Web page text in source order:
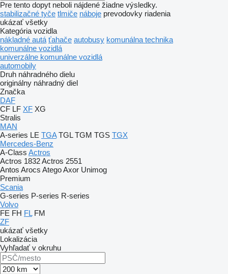
Pre tento dopyt neboli nájdené žiadne výsledky.
stabilizačné tyče tlmiče náboje prevodovky riadenia
ukázať všetky
Kategória vozidla
nákladné autá ťahače autobusy komunálna technika
komunálne vozidlá
univerzálne komunálne vozidlá
automobily
Druh náhradného dielu
originálny náhradný diel
Značka
DAF
CF LF XF XG
Stralis
MAN
A-series LE TGA TGL TGM TGS TGX
Mercedes-Benz
A-Class Actros
Actros 1832Actros 2551
Antos Arocs AtegoAxor Unimog
Premium
Scania
G-series P-series R-series
Volvo
FE FH FL FM
ZF
ukázať všetky
Lokalizácia
Vyhľadať v okruhu